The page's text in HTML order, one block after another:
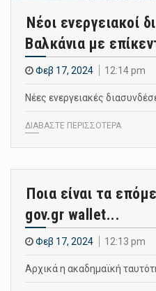
Νέοι ενεργειακοί
Βαλκάνια με
Φεβ 17, 2024 12:14 pm
Νέες ενεργειακές
ΔΙΑΒΑΣΤΕ ΠΕΡΙΣΣΟΤΕΡΑ
Ποια είναι τα
gov.gr wallet...
Φεβ 17, 2024 12:13 pm
Αρχικά η ακαδημαϊκή